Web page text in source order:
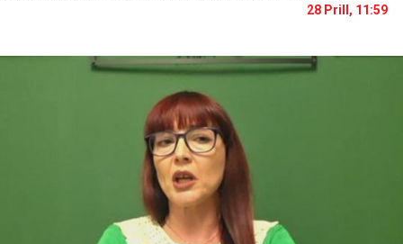
28 Prill, 11:59